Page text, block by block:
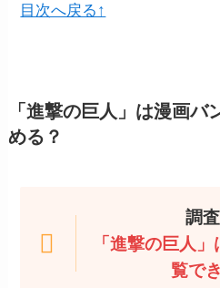
目次へ戻る↑
「進撃の巨人」 は漫画バ
める？
調
「進撃の巨人
覧で